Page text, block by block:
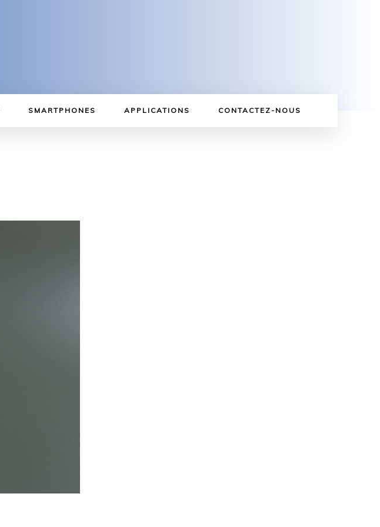
SMARTPHONES APPLICATIONS CONTACTEZ-NOUS